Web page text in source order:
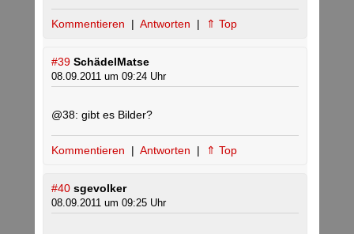
Kommentieren | Antworten | ⇑ Top
#39 SchädelMatse
08.09.2011 um 09:24 Uhr
@38: gibt es Bilder?
Kommentieren | Antworten | ⇑ Top
#40 sgevolker
08.09.2011 um 09:25 Uhr